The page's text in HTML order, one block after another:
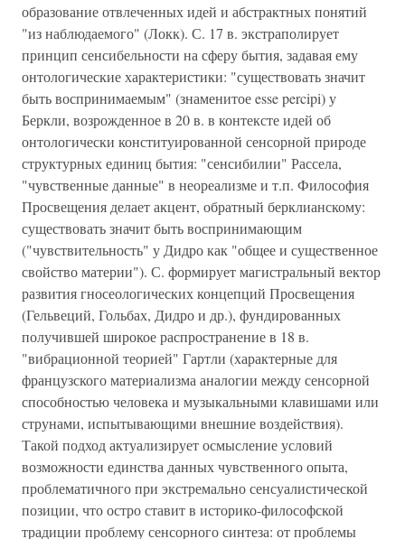
образование отвлеченных идей и абстрактных понятий
"из наблюдаемого" (Локк). С. 17 в. экстраполирует
принцип сенсибельности на сферу бытия, задавая ему
онтологические характеристики: "существовать значит
быть воспринимаемым" (знаменитое esse percipi) у
Беркли, возрожденное в 20 в. в контексте идей об
онтологически конституированной сенсорной природе
структурных единиц бытия: "сенсибилии" Рассела,
"чувственные данные" в неореализме и т.п. Философия
Просвещения делает акцент, обратный берклианскому:
существовать значит быть воспринимающим
("чувствительность" у Дидро как "общее и существенное
свойство материи"). С. формирует магистральный вектор
развития гносеологических концепций Просвещения
(Гельвеций, Гольбах, Дидро и др.), фундированных
получившей широкое распространение в 18 в.
"вибрационной теорией" Гартли (характерные для
французского материализма аналогии между сенсорной
способностью человека и музыкальными клавишами или
струнами, испытывающими внешние воздействия).
Такой подход актуализирует осмысление условий
возможности единства данных чувственного опыта,
проблематичного при экстремально сенсуалистической
позиции, что остро ставит в историко-философской
традиции проблему сенсорного синтеза: от проблемы